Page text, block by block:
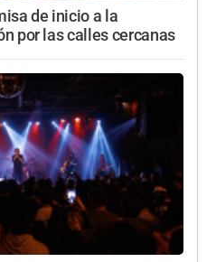
de inicio a la
por las calles cercanas